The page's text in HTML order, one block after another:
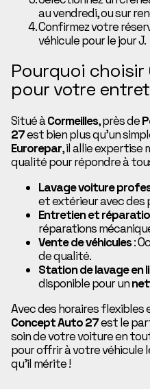
au vendredi, ou sur
Confirmez votre
véhicule pour le jour J.
Pourquoi
pour votre
Situé àCormeilles, près de
27est bien plus qu’un
Eurorepar, il allie expertise
qualité pour répondre à
Lavage voiture
et extérieur avec des
Entretien et
réparations
Vente de véhicules:
de qualité.
Station de lavage en
disponible pour un
Avec des horaires flexibles
Concept Auto 27est le
soin de votre voiture en
pour offrir à votre véhicule
qu’il mérite !